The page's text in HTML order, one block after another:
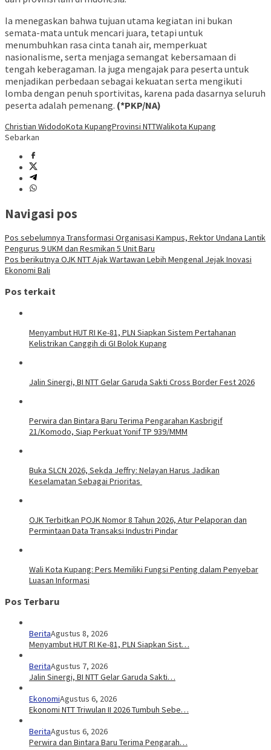
Ia menegaskan bahwa tujuan utama kegiatan ini bukan
semata-mata untuk mencari juara, tetapi untuk
menumbuhkan rasa cinta tanah air, memperkuat
nasionalisme, serta menjaga semangat kebersamaan di
tengah keberagaman. Ia juga mengajak para peserta untuk
menjadikan perbedaan sebagai kekuatan serta mengikuti
lomba dengan penuh sportivitas, karena pada dasarnya seluruh
peserta adalah pemenang. (*PKP/NA)
Christian WidodoKota KupangProvinsi NTTWalikota Kupang
Sebarkan
Navigasi pos
Pos sebelumnya Transformasi Organisasi Kampus, Rektor Undana Lantik
Pengurus 9 UKM dan Resmikan 5 Unit Baru
Pos berikutnya OJK NTT Ajak Wartawan Lebih Mengenal Jejak Inovasi
Ekonomi Bali
Pos terkait
Menyambut HUT RI Ke-81, PLN Siapkan Sistem Pertahanan
Kelistrikan Canggih di GI Bolok Kupang
Jalin Sinergi, BI NTT Gelar Garuda Sakti Cross Border Fest 2026
Perwira dan Bintara Baru Terima Pengarahan Kasbrigif
21/Komodo, Siap Perkuat Yonif TP 939/MMM
Buka SLCN 2026, Sekda Jeffry: Nelayan Harus Jadikan
Keselamatan Sebagai Prioritas
OJK Terbitkan POJK Nomor 8 Tahun 2026, Atur Pelaporan dan
Permintaan Data Transaksi Industri Pindar
Wali Kota Kupang: Pers Memiliki Fungsi Penting dalam Penyebar
Luasan Informasi
Pos Terbaru
BeritaAgustus 8, 2026
Menyambut HUT RI Ke-81, PLN Siapkan Sist…
BeritaAgustus 7, 2026
Jalin Sinergi, BI NTT Gelar Garuda Sakti…
EkonomiAgustus 6, 2026
Ekonomi NTT Triwulan II 2026 Tumbuh Sebe…
BeritaAgustus 6, 2026
Perwira dan Bintara Baru Terima Pengarah…